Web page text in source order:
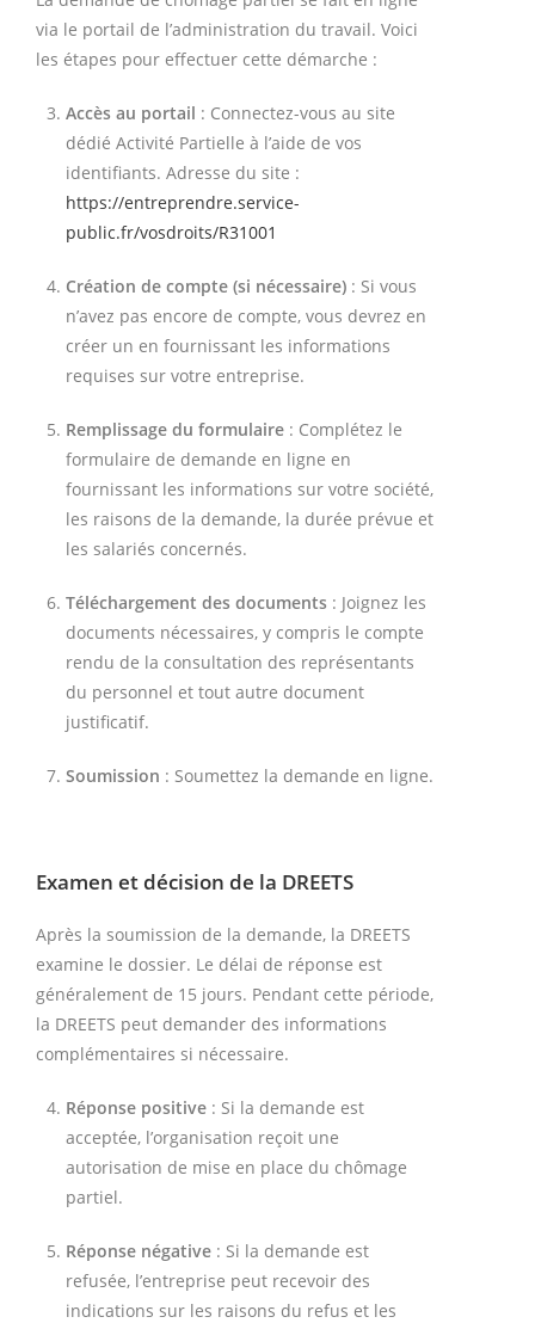
via le portail de l’administration du travail. Voici
les étapes pour effectuer cette démarche :
Accès au portail : Connectez-vous au site
dédié Activité Partielle à l’aide de vos
identifiants. Adresse du site :
https://entreprendre.service-
public.fr/vosdroits/R31001
Création de compte (si nécessaire) : Si vous
n’avez pas encore de compte, vous devrez en
créer un en fournissant les informations
requises sur votre entreprise.
Remplissage du formulaire : Complétez le
formulaire de demande en ligne en
fournissant les informations sur votre société,
les raisons de la demande, la durée prévue et
les salariés concernés.
Téléchargement des documents : Joignez les
documents nécessaires, y compris le compte
rendu de la consultation des représentants
du personnel et tout autre document
justificatif.
Soumission : Soumettez la demande en ligne.
Examen et décision de la DREETS
Après la soumission de la demande, la DREETS
examine le dossier. Le délai de réponse est
généralement de 15 jours. Pendant cette période,
la DREETS peut demander des informations
complémentaires si nécessaire.
Réponse positive : Si la demande est
acceptée, l’organisation reçoit une
autorisation de mise en place du chômage
partiel.
Réponse négative : Si la demande est
refusée, l’entreprise peut recevoir des
indications sur les raisons du refus et les